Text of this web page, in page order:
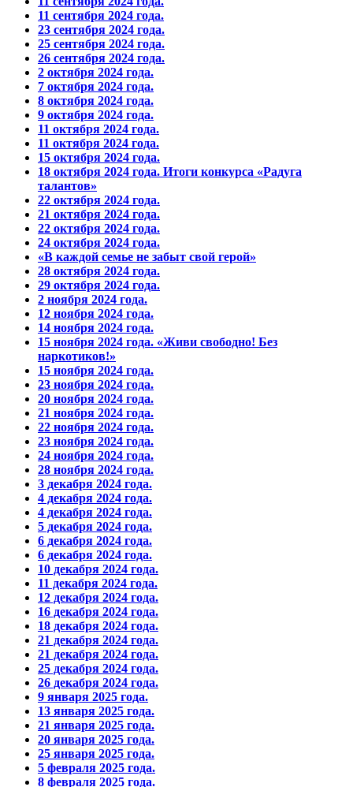
11 сентября 2024 года.
23 сентября 2024 года.
25 сентября 2024 года.
26 сентября 2024 года.
2 октября 2024 года.
7 октября 2024 года.
8 октября 2024 года.
9 октября 2024 года.
11 октября 2024 года.
11 октября 2024 года.
15 октября 2024 года.
18 октября 2024 года. Итоги конкурса «Радуга
талантов»
22 октября 2024 года.
21 октября 2024 года.
22 октября 2024 года.
24 октября 2024 года.
«В каждой семье не забыт свой герой»
28 октября 2024 года.
29 октября 2024 года.
2 ноября 2024 года.
12 ноября 2024 года.
14 ноября 2024 года.
15 ноября 2024 года. «Живи свободно! Без
наркотиков!»
15 ноября 2024 года.
23 ноября 2024 года.
20 ноября 2024 года.
21 ноября 2024 года.
22 ноября 2024 года.
23 ноября 2024 года.
24 ноября 2024 года.
28 ноября 2024 года.
3 декабря 2024 года.
4 декабря 2024 года.
4 декабря 2024 года.
5 декабря 2024 года.
6 декабря 2024 года.
6 декабря 2024 года.
10 декабря 2024 года.
11 декабря 2024 года.
12 декабря 2024 года.
16 декабря 2024 года.
18 декабря 2024 года.
21 декабря 2024 года.
21 декабря 2024 года.
25 декабря 2024 года.
26 декабря 2024 года.
9 января 2025 года.
13 января 2025 года.
21 января 2025 года.
20 января 2025 года.
25 января 2025 года.
5 февраля 2025 года.
8 февраля 2025 года.